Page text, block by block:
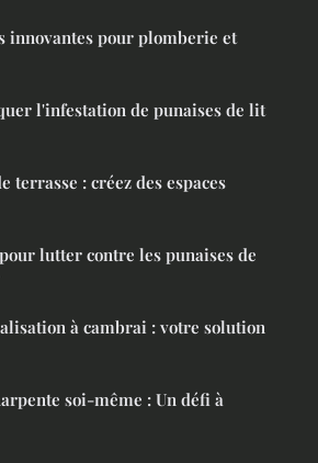
innovantes pour plomberie et
l'infestation de punaises de lit
terrasse : créez des espaces
lutter contre les punaises de
à cambrai : votre solution
soi-même : Un défi à